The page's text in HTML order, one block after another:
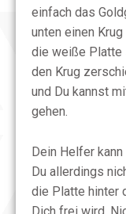
einfach das
unten einen
die weiße Platte
den Krug
und Du kannst
gehen.
Dein Helfer
Du allerdings
die Platte hinter
Dich frei wird.